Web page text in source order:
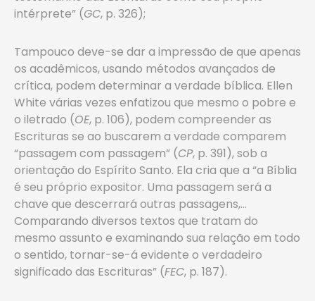
intérprete” (GC, p. 326);
Tampouco deve-se dar a impressão de que apenas
os acadêmicos, usando métodos avançados de
crítica, podem determinar a verdade bíblica. Ellen
White várias vezes enfatizou que mesmo o pobre e
o iletrado (OE, p. 106), podem compreender as
Escrituras se ao buscarem a verdade comparem
“passagem com passagem” (CP, p. 391), sob a
orientação do Espírito Santo. Ela cria que a “a Bíblia
é seu próprio expositor. Uma passagem será a
chave que descerrará outras passagens,…
Comparando diversos textos que tratam do
mesmo assunto e examinando sua relação em todo
o sentido, tornar-se-á evidente o verdadeiro
significado das Escrituras” (FEC, p. 187).